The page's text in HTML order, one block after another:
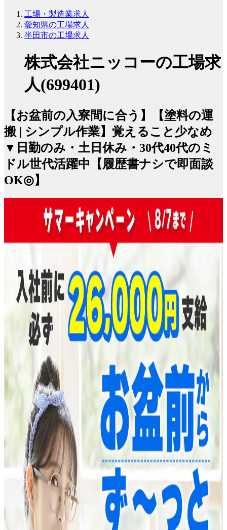
工場・製造業求人
愛知県の工場求人
半田市の工場求人
株式会社ニッコーの工場求
人(699401)
【お盆前の入寮間に合う】【塗料の運
搬 | シンプル作業】覚えること少なめ
▼日勤のみ・土日休み・30代40代のミ
ドル世代活躍中【履歴書ナシで即面談
OK◎】